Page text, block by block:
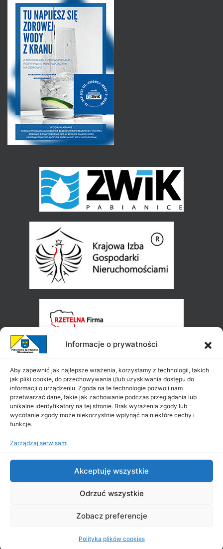
Informacje o prywatności
Aby zapewnić jak najlepsze wrażenia, korzystamy z technologii, takich
jak pliki cookie, do przechowywania i/lub uzyskiwania dostępu do
informacji o urządzeniu. Zgoda na te technologie pozwoli nam
przetwarzać dane, takie jak zachowanie podczas przeglądania lub
unikalne identyfikatory na tej stronie. Brak wyrażenia zgody lub
wycofanie zgody może niekorzystnie wpłynąć na niektóre cechy i
funkcje.
Zarządzaj serwisami
Akceptuję wszystkie
Odrzuć wszystkie
Zobacz preferencje
Polityka plików cookies
2026 |
All Rights Reserved